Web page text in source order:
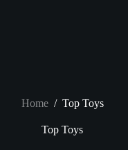
Home / Top Toys
Top Toys